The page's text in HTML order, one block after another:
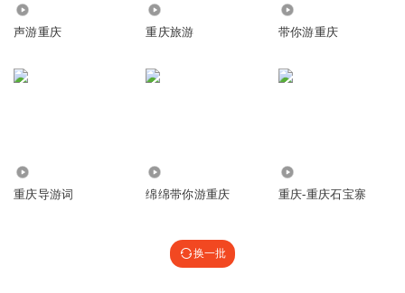
声游重庆 重庆旅游 带你游重庆
重庆导游词 绵绵带你游重庆 重庆-重庆石宝寨
换一批